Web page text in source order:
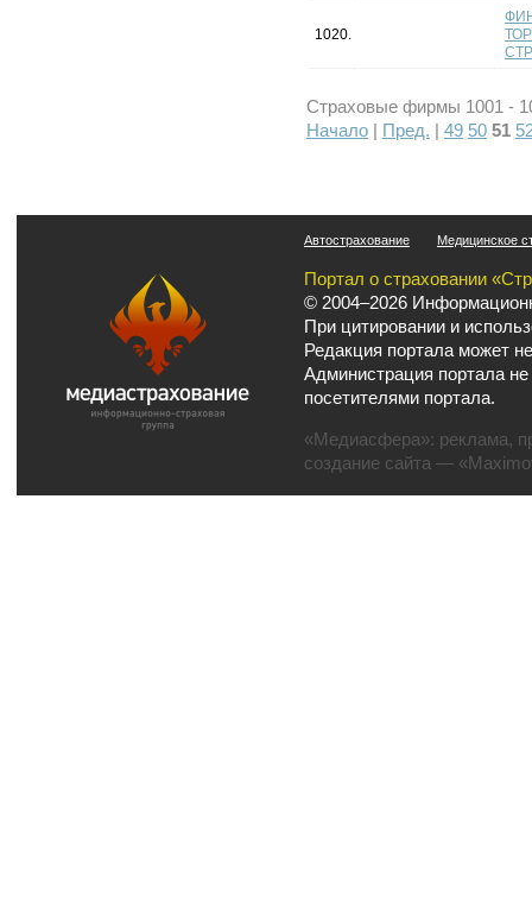
1020.
Страховые фирмы 1001 -
Начало
Пред. 49 50 51
Автострахование Медицинское
Портал о страховании
© 2004–2026
При цитировании и
Редакция портала может
Администрация портала
посетителями портала.
«Медиасфера»: реклама,
создание сайта —